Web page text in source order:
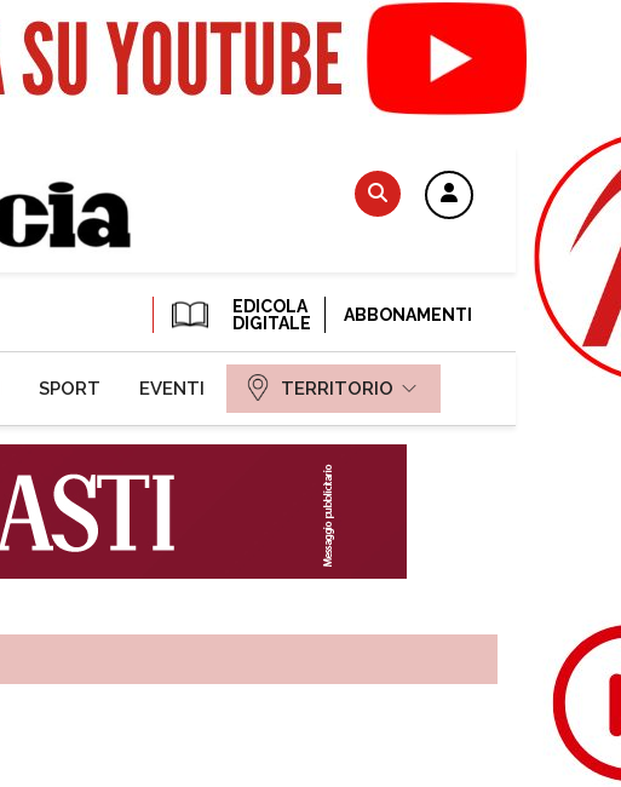
EDICOLA
DIGITALE
ABBONAMENTI
SPORT EVENTI TERRITORIO